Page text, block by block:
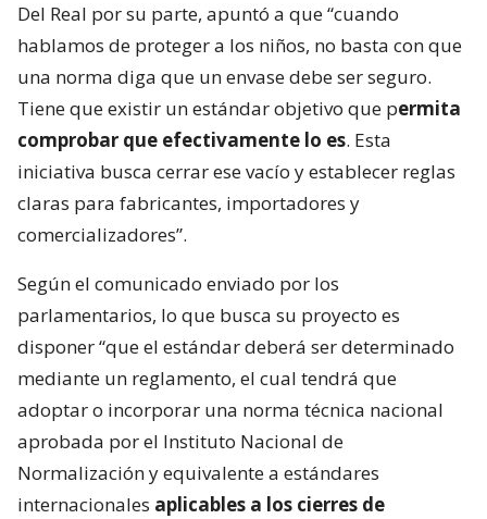
Del Real por su parte, apuntó a que “cuando
hablamos de proteger a los niños, no basta con que
una norma diga que un envase debe ser seguro.
Tiene que existir un estándar objetivo que permita
comprobar que efectivamente lo es. Esta
iniciativa busca cerrar ese vacío y establecer reglas
claras para fabricantes, importadores y
comercializadores”.
Según el comunicado enviado por los
parlamentarios, lo que busca su proyecto es
disponer “que el estándar deberá ser determinado
mediante un reglamento, el cual tendrá que
adoptar o incorporar una norma técnica nacional
aprobada por el Instituto Nacional de
Normalización y equivalente a estándares
internacionales aplicables a los cierres de